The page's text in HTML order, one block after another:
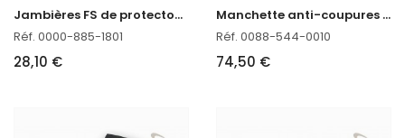
J
ambières FS de protecton STIHL
Réf. 0000-885-1801
28,10 €
M
anchette anti-coupures Stihl
Réf. 0088-544-0010
74,50 €